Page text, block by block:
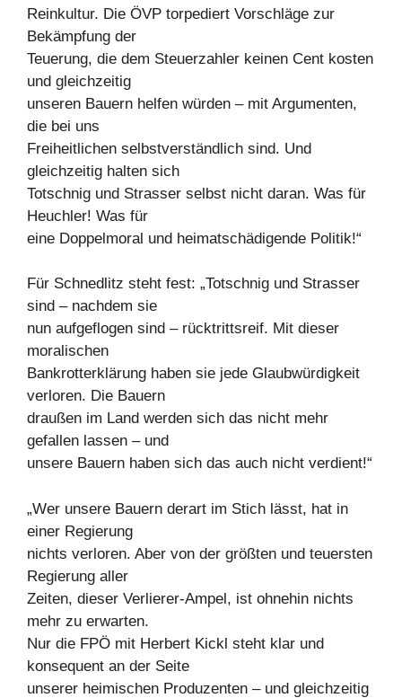
Reinkultur. Die ÖVP torpediert Vorschläge zur
Bekämpfung der
Teuerung, die dem Steuerzahler keinen Cent kosten
und gleichzeitig
unseren Bauern helfen würden – mit Argumenten,
die bei uns
Freiheitlichen selbstverständlich sind. Und
gleichzeitig halten sich
Totschnig und Strasser selbst nicht daran. Was für
Heuchler! Was für
eine Doppelmoral und heimatschädigende Politik!“
Für Schnedlitz steht fest: „Totschnig und Strasser
sind – nachdem sie
nun aufgeflogen sind – rücktrittsreif. Mit dieser
moralischen
Bankrotterklärung haben sie jede Glaubwürdigkeit
verloren. Die Bauern
draußen im Land werden sich das nicht mehr
gefallen lassen – und
unsere Bauern haben sich das auch nicht verdient!“
„Wer unsere Bauern derart im Stich lässt, hat in
einer Regierung
nichts verloren. Aber von der größten und teuersten
Regierung aller
Zeiten, dieser Verlierer-Ampel, ist ohnehin nichts
mehr zu erwarten.
Nur die FPÖ mit Herbert Kickl steht klar und
konsequent an der Seite
unserer heimischen Produzenten – und gleichzeitig